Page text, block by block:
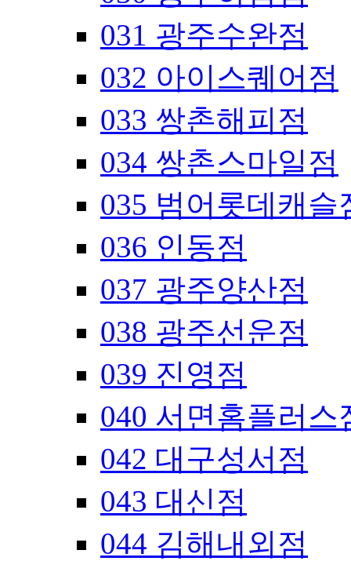
031 광주수완점
032 아이스퀘어점
033 쌍촌해피점
034 쌍촌스마일점
035 범어롯데캐슬
036 인동점
037 광주양산점
038 광주선운점
039 진영점
040 서면홈플러스
042 대구성서점
043 대신점
044 김해내외점